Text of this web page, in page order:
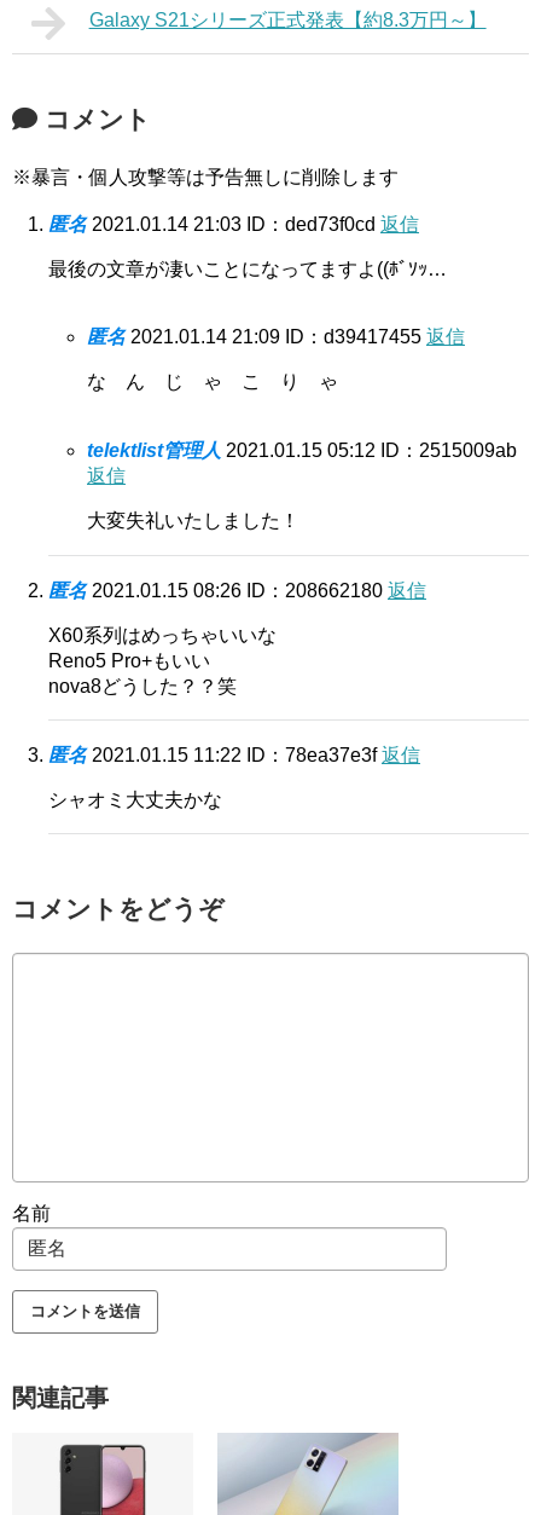
Galaxy S21シリーズ正式発表【約8.3万円～】
コメント
※暴言・個人攻撃等は予告無しに削除します
匿名 2021.01.14 21:03 ID：ded73f0cd 返信
最後の文章が凄いことになってますよ((ﾎﾞｿｯ…
匿名 2021.01.14 21:09 ID：d39417455 返信
な ん じ ゃ こ り ゃ
telektlist管理人 2021.01.15 05:12
ID：2515009ab
返信
大変失礼いたしました！
匿名 2021.01.15 08:26 ID：208662180 返信
X60系列はめっちゃいいな
Reno5 Pro+もいい
nova8どうした？？笑
匿名 2021.01.15 11:22 ID：78ea37e3f返信
シャオミ大丈夫かな
コメントをどうぞ
名前
関連記事